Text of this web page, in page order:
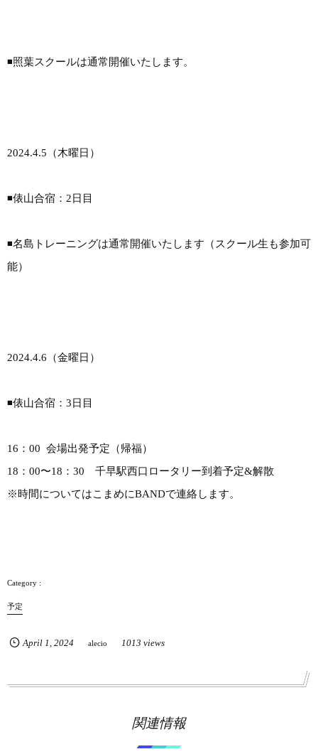
◾️照葉スクールは通常開催いたします。
2024.4.5（木曜日）
◾️俵山合宿：2日目
◾️名島トレーニングは通常開催いたします（スクール生も参加可
能）
2024.4.6（金曜日）
◾️俵山合宿：3日目
16：00 会場出発予定（帰福）
18：00〜18：30 千早駅西口ロータリー到着予定&解散
※時間についてはこまめにBANDで連絡します。
予定
April 1 2024 alecio 1013 views
関連情報